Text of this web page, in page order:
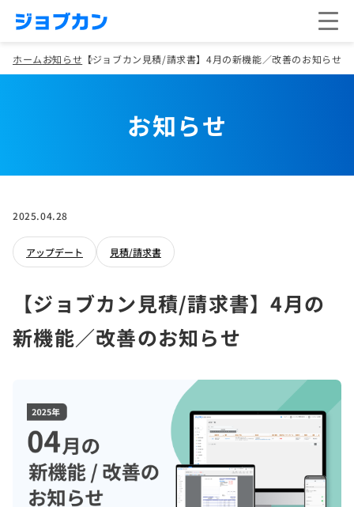
ホームお知らせ 【ジョブカン見積/請求書】4月の新機能／改善のお知らせ
お知らせ
2025.04.28
アップデート 見積/請求書
【ジョブカン見積/請求書】4月の
新機能／改善のお知らせ